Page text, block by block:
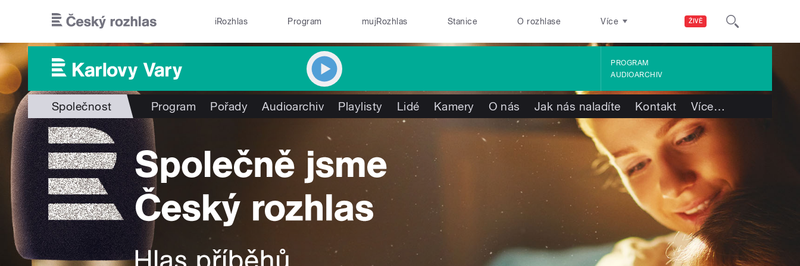
ŽIVĚ
iRozhlas Program mujRozhlas Stanice O rozhlase Více
PROGRAM
AUDIOARCHIV
Společnost Program Pořady Audioarchiv Playlisty Lidé Kamery O nás Jak nás naladíte Kontakt Více…